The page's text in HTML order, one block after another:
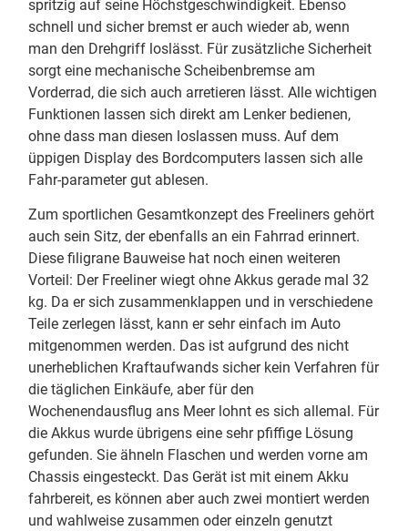
spritzig auf seine Höchstgeschwindigkeit. Ebenso
schnell und sicher bremst er auch wieder ab, wenn
man den Drehgriff loslässt. Für zusätzliche Sicherheit
sorgt eine mechanische Scheibenbremse am
Vorderrad, die sich auch arretieren lässt. Alle wichtigen
Funktionen lassen sich direkt am Lenker bedienen,
ohne dass man diesen loslassen muss. Auf dem
üppigen Display des Bordcomputers lassen sich alle
Fahr-parameter gut ablesen.
Zum sportlichen Gesamtkonzept des Freeliners gehört
auch sein Sitz, der ebenfalls an ein Fahrrad erinnert.
Diese filigrane Bauweise hat noch einen weiteren
Vorteil: Der Freeliner wiegt ohne Akkus gerade mal 32
kg. Da er sich zusammenklappen und in verschiedene
Teile zerlegen lässt, kann er sehr einfach im Auto
mitgenommen werden. Das ist aufgrund des nicht
unerheblichen Kraftaufwands sicher kein Verfahren für
die täglichen Einkäufe, aber für den
Wochenendausflug ans Meer lohnt es sich allemal. Für
die Akkus wurde übrigens eine sehr pfiffige Lösung
gefunden. Sie ähneln Flaschen und werden vorne am
Chassis eingesteckt. Das Gerät ist mit einem Akku
fahrbereit, es können aber auch zwei montiert werden
und wahlweise zusammen oder einzeln genutzt